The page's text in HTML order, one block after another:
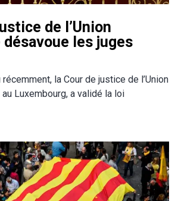
de l’Union
les juges
la Cour de justice de l’Union
Luxembourg, a validé la loi